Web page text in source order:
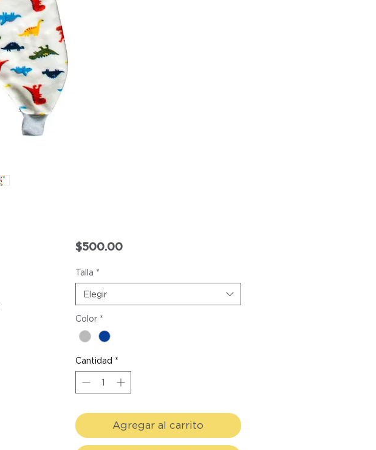
$500.00Precio
Talla *
Elegir
Color *
Cantidad *
Agregar al carrito